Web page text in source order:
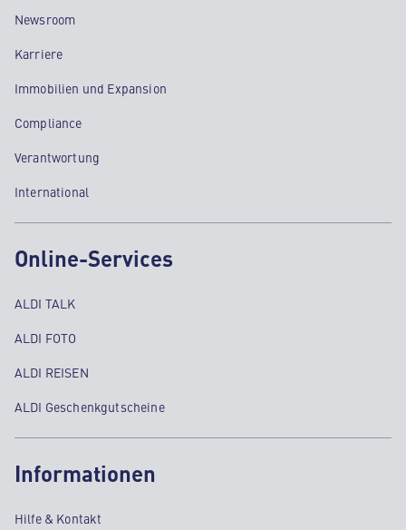
Newsroom
Karriere
Immobilien und Expansion
Compliance
Verantwortung
International
Online-Services
ALDI TALK
ALDI FOTO
ALDI REISEN
ALDI Geschenkgutscheine
Informationen
Hilfe & Kontakt